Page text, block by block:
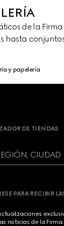
de la
hasta
y papelería
DE TIENDAS
CIUDAD
PARA RECIBIR
noticias de la Firma.